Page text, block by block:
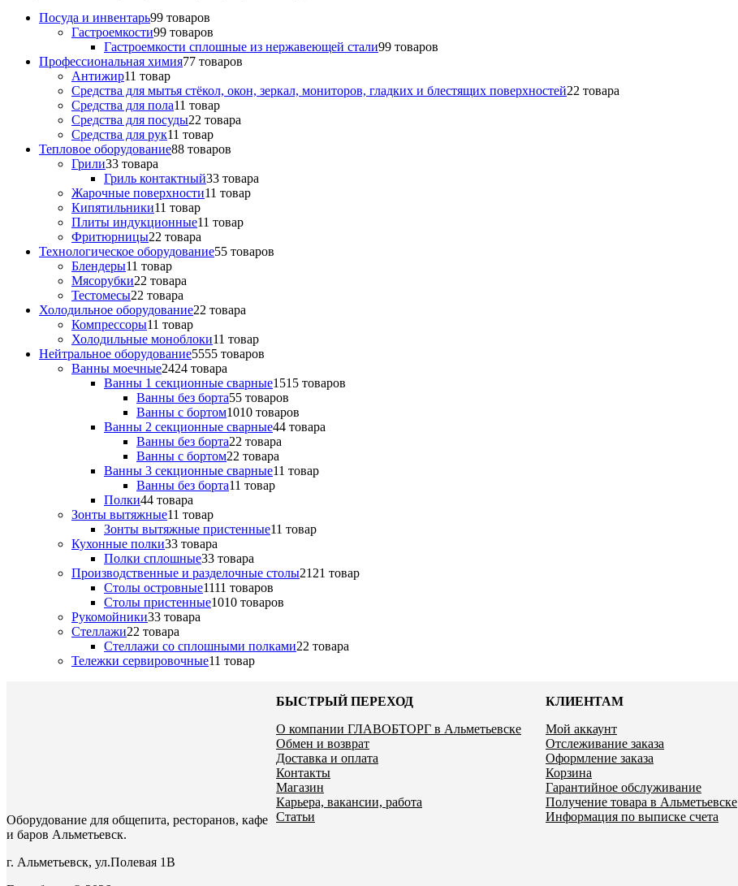
Посуда и инвентарь99 товаров
Гастроемкости99 товаров
Гастроемкости сплошные из нержавеющей стали99 товаров
Профессиональная химия77 товаров
Антижир11 товар
Средства для мытья стёкол, окон, зеркал, мониторов, гладких и блестящих поверхностей22 товара
Средства для пола11 товар
Средства для посуды22 товара
Средства для рук11 товар
Тепловое оборудование88 товаров
Грили33 товара
Гриль контактный33 товара
Жарочные поверхности11 товар
Кипятильники11 товар
Плиты индукционные11 товар
Фритюрницы22 товара
Технологическое оборудование55 товаров
Блендеры11 товар
Мясорубки22 товара
Тестомесы22 товара
Холодильное оборудование22 товара
Компрессоры11 товар
Холодильные моноблоки11 товар
Нейтральное оборудование5555 товаров
Ванны моечные2424 товара
Ванны 1 секционные сварные1515 товаров
Ванны без борта55 товаров
Ванны с бортом1010 товаров
Ванны 2 секционные сварные44 товара
Ванны без борта22 товара
Ванны с бортом22 товара
Ванны 3 секционные сварные11 товар
Ванны без борта11 товар
Полки44 товара
Зонты вытяжные11 товар
Зонты вытяжные пристенные11 товар
Кухонные полки33 товара
Полки сплошные33 товара
Производственные и разделочные столы21 21 товар
Столы островные1111 товаров
Столы пристенные1010 товаров
Рукомойники33 товара
Стеллажи22 товара
Стеллажи со сплошными полками22 товара
Тележки сервировочные11 товар
Оборудование для общепита, ресторанов, кафе
и баров Альметьевск.
г. Альметьевск, ул.Полевая 1В
БЫСТРЫЙ ПЕРЕХОД
О компании ГЛАВОБТОРГ в Альметьевске
Обмен и возврат
Доставка и оплата
Контакты
Магазин
Карьера, вакансии, работа
Статьи
КЛИЕНТАМ
Мой аккаунт
Отслеживание заказа
Оформление заказа
Корзина
Гарантийное обслуживание
Получение товара в Альметьевске
Информация по выписке счета